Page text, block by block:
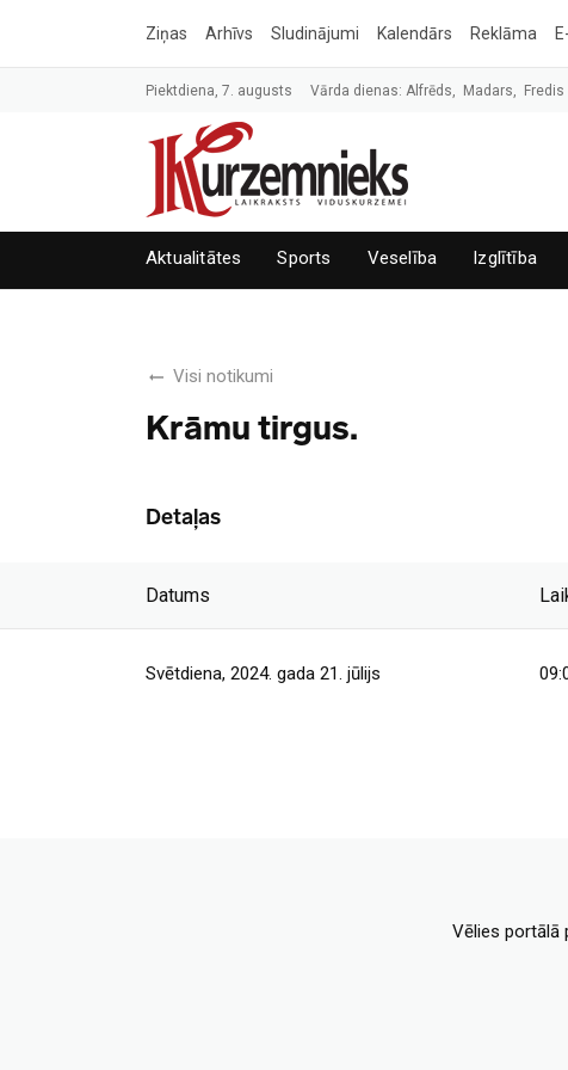
Ziņas Arhīvs Sludinājumi Kalendārs Reklāma
Piektdiena, 7. augusts Vārda dienas: Alfrēds, Madars, Fredis
Aktualitātes Sports Veselība Izglītība
Visi notikumi
Krāmu tirgus.
Detaļas
Datums
Svētdiena, 2024. gada 21. jūlijs
Vēlies portālā